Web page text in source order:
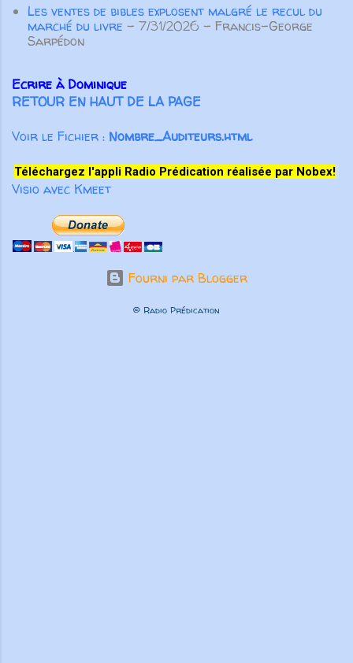
Les ventes de bibles explosent malgré le recul du
marché du livre - 7/31/2026 - Francis-George
Sarpédon
Ecrire à Dominique
RETOUR EN HAUT DE LA PAGE
Voir le Fichier : Nombre_Auditeurs.html
Téléchargez l'appli Radio Prédication réalisée par Nobex!
Visio avec Kmeet
Fourni par Blogger
© Radio Prédication